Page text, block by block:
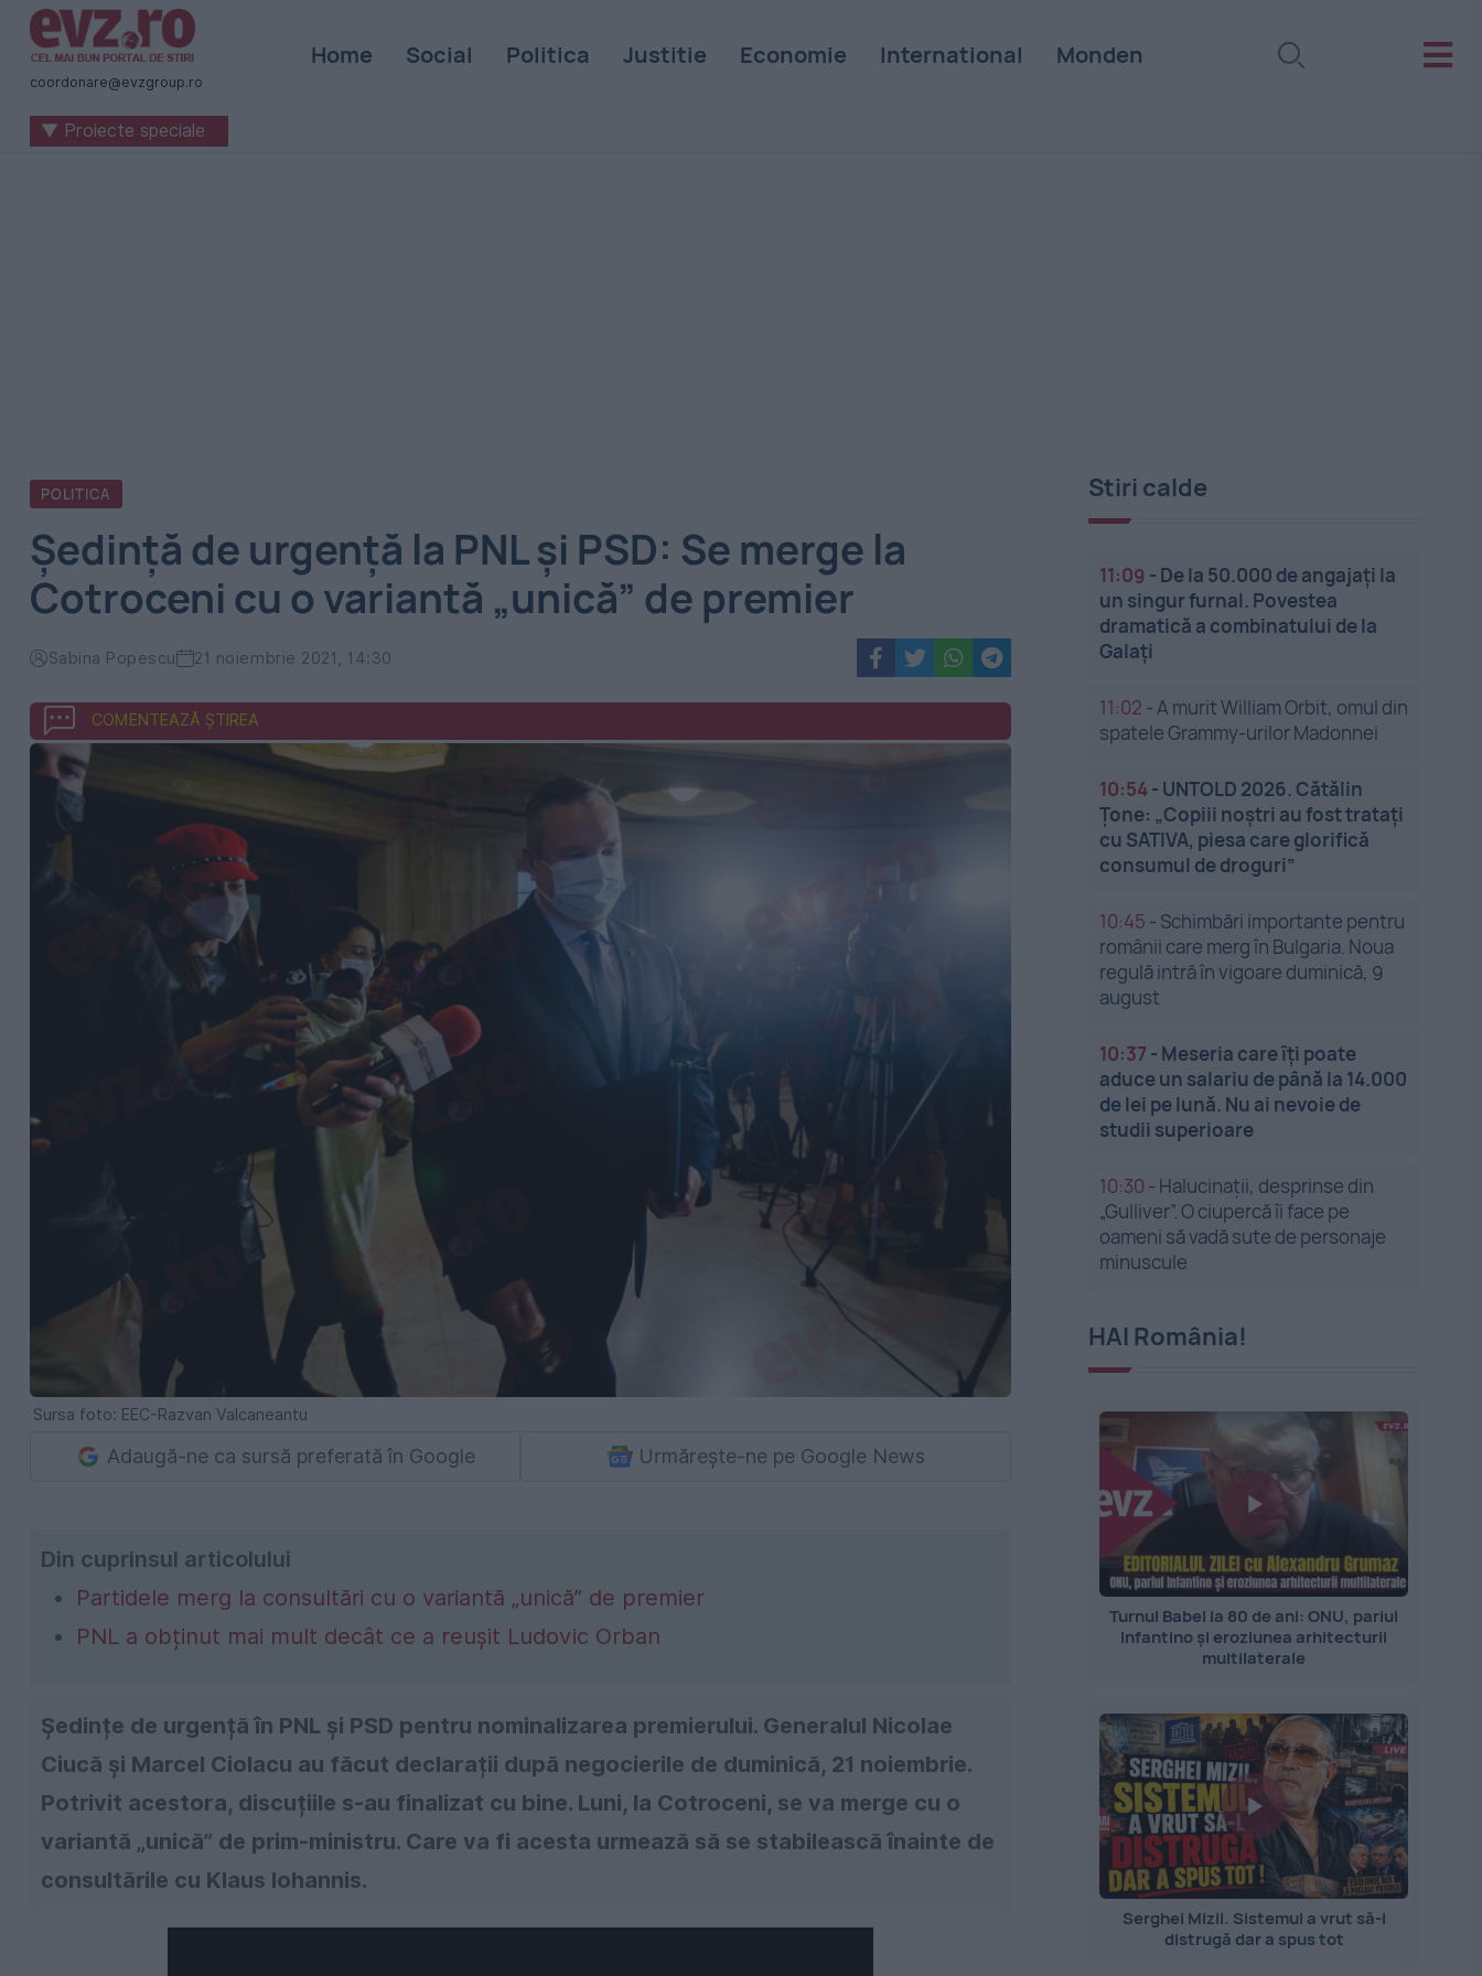
Știri
naționale
internaționale
coordonare@evzgroup.ro
Home Social Politica Justitie Economie International Monden
▼ Proiecte speciale
POLITICA
Ședință de urgență la PNL și PSD: Se merge la
Cotroceni cu o variantă „unică” de premier
Sabina Popescu 21 noiembrie 2021, 14:30
COMENTEAZĂ ȘTIREA
Sursa foto: EEC-Razvan Valcaneantu
Adaugă-ne ca sursă preferată în Google Urmărește-ne pe Google News
Din cuprinsul articolului
Partidele merg la consultări cu o variantă „unică” de premier
PNL a obținut mai mult decât ce a reușit Ludovic Orban
Ședințe de urgență în PNL și PSD pentru nominalizarea premierului. Generalul Nicolae
Ciucă și Marcel Ciolacu au făcut declarații după negocierile de duminică, 21 noiembrie.
Potrivit acestora, discuțiile s-au finalizat cu bine. Luni, la Cotroceni, se va merge cu o
variantă „unică” de prim-ministru. Care va fi acesta urmează să se stabilească înainte de
consultările cu Klaus Iohannis.
Stiri calde
11:09 - De la 50.000 de angajați la
un singur furnal. Povestea
dramatică a combinatului de la
Galați
11:02 -A murit William Orbit, omul din
spatele Grammy-urilor Madonnei
10:54- UNTOLD 2026. Cătălin
Țone: „Copiii noștri au fost tratați
cu SATIVA, piesa care glorifică
consumul de droguri”
10:45 - Schimbări importante pentru
românii care merg în Bulgaria. Noua
regulă intră în vigoare duminică, 9
august
10:37 - Meseria care îți poate
aduce un salariu de până la 14.000
de lei pe lună. Nu ai nevoie de
studii superioare
10:30 - Halucinații, desprinse din
„Gulliver”. O ciupercă îi face pe
oameni să vadă sute de personaje
minuscule
HAI România!
Turnul Babel la 80 de ani: ONU, pariul
Infantino și eroziunea arhitecturii
multilaterale
Serghei Mizil. Sistemul a vrut să-l
distrugă dar a spus tot